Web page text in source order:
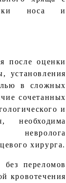
носа и
после оценки
установления
в сложных
сочетанных
и
необходима
невролога
хирурга.
переломов
кровотечения